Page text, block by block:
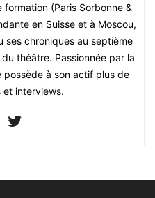
formation (Paris Sorbonne &
en Suisse et à Moscou,
ses chroniques au septième
théâtre. Passionnée par la
à son actif plus de
interviews.